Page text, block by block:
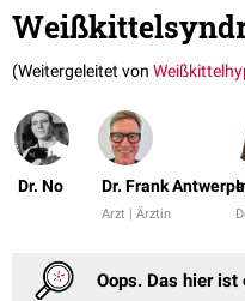
(Weitergeleitet von
Dr. No Dr. Frank
Arzt | Ärztin
Oops. Das hier